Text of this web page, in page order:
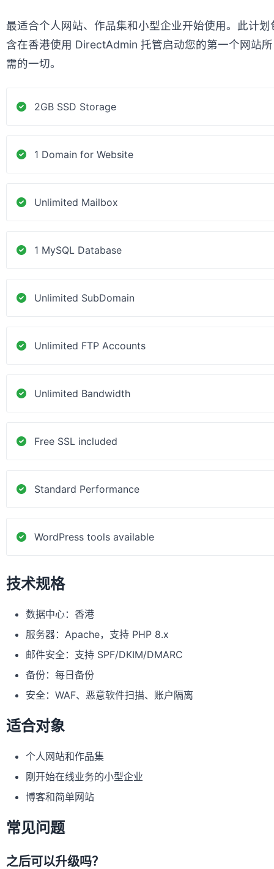
最适合个人网站、作品集和小型企业开始使用。此计划
含在香港使用 DirectAdmin 托管启动您的第一个网站所
需的一切。
2GB SSD Storage
1 Domain for Website
Unlimited Mailbox
1 MySQL Database
Unlimited SubDomain
Unlimited FTP Accounts
Unlimited Bandwidth
Free SSL included
Standard Performance
WordPress tools available
技术规格
数据中心：香港
服务器：Apache，支持 PHP 8.x
邮件安全：支持 SPF/DKIM/DMARC
备份：每日备份
安全：WAF、恶意软件扫描、账户隔离
适合对象
个人网站和作品集
刚开始在线业务的小型企业
博客和简单网站
常见问题
之后可以升级吗？